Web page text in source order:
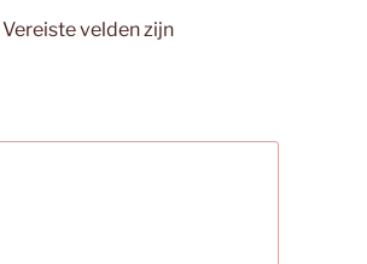
Vereiste velden zijn